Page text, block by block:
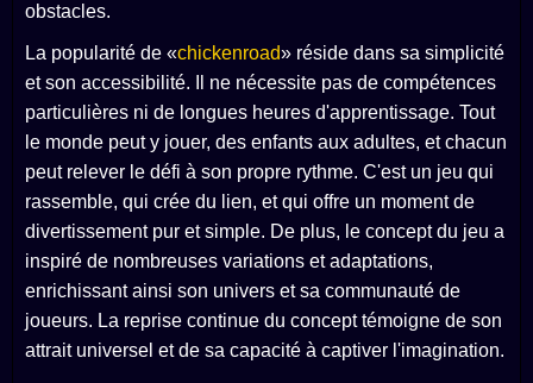
obstacles.
La popularité de «chickenroad» réside dans sa simplicité
et son accessibilité. Il ne nécessite pas de compétences
particulières ni de longues heures d'apprentissage. Tout
le monde peut y jouer, des enfants aux adultes, et chacun
peut relever le défi à son propre rythme. C'est un jeu qui
rassemble, qui crée du lien, et qui offre un moment de
divertissement pur et simple. De plus, le concept du jeu a
inspiré de nombreuses variations et adaptations,
enrichissant ainsi son univers et sa communauté de
joueurs. La reprise continue du concept témoigne de son
attrait universel et de sa capacité à captiver l'imagination.